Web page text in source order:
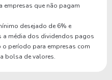
empresas que não pagam
desejado de 6% e
a média dos dividendos pagos
período para empresas com
bolsa de valores.